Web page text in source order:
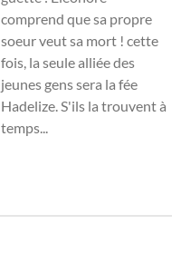
comprend que sa propre
soeur veut sa mort ! cette
fois, la seule alliée des
jeunes gens sera la fée
Hadelize. S'ils la trouvent à
temps...